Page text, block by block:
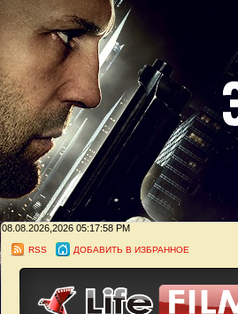
08.08.2026,2026 05:17:58 PM
RSS ДОБАВИТЬ В ИЗБРАННОЕ